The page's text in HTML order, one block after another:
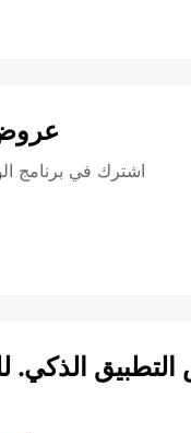
اشترك في برنامج
الذكي.